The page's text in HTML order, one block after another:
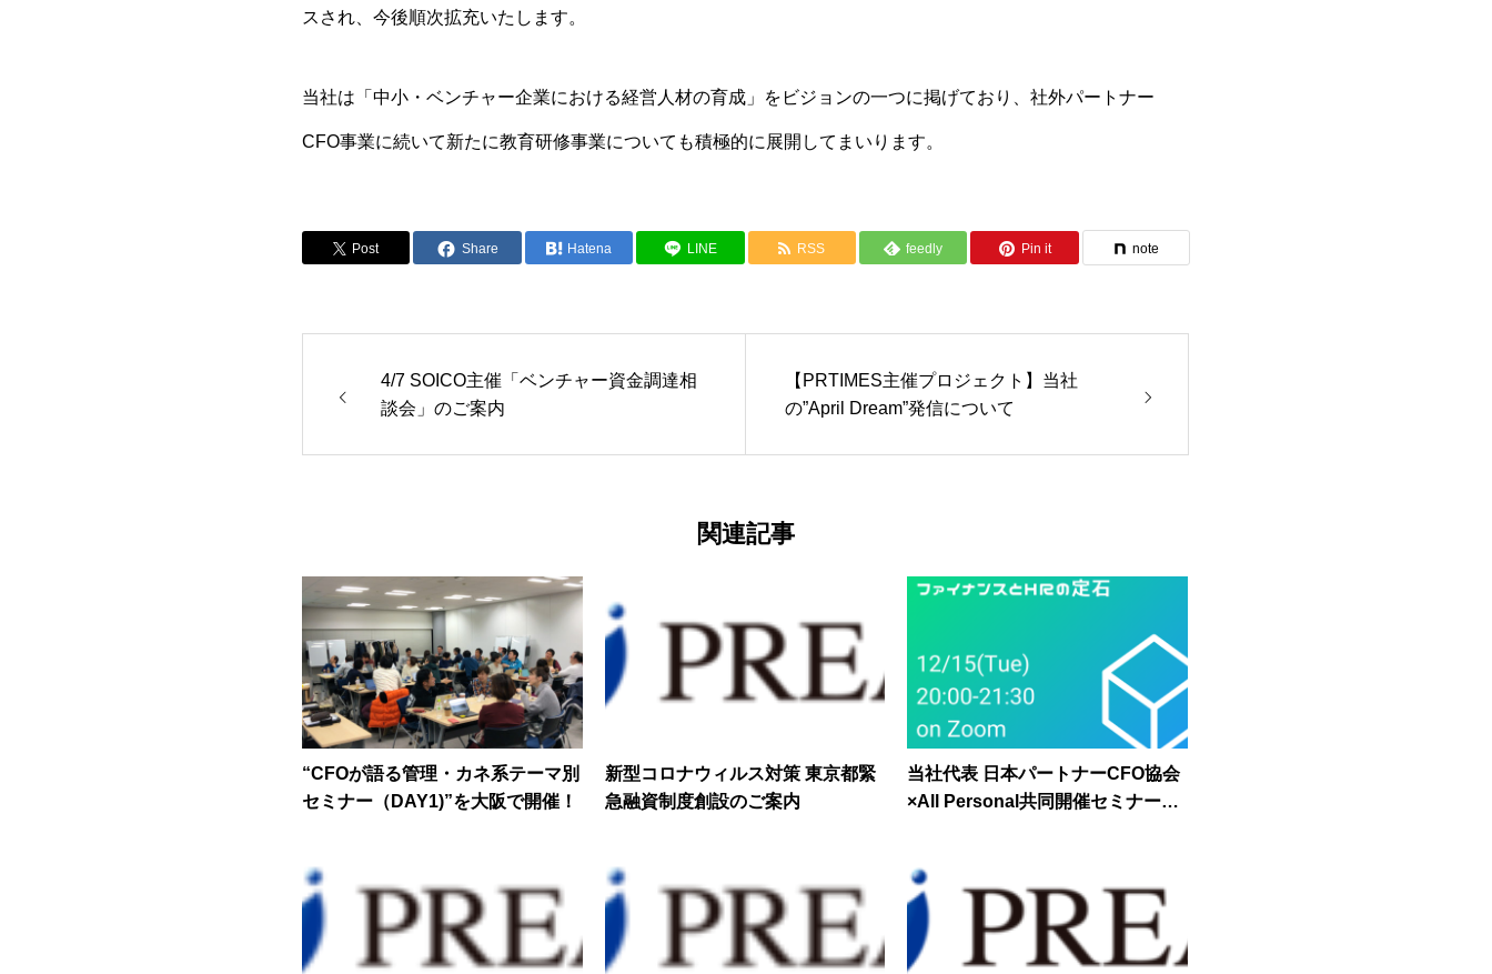
スされ、今後順次拡充いたします。
当社は「中小・ベンチャー企業における経営人材の育成」をビジョンの一つに掲げており、社外パートナー
CFO事業に続いて新たに教育研修事業についても積極的に展開してまいります。
Post Share Hatena LINE RSS feedly Pin it note
4/7 SOICO主催「ベンチャー資金調達相
談会」のご案内
【PRTIMES主催プロジェクト】当社
の”April Dream”発信について
関連記事
“CFOが語る管理・カネ系テーマ別
セミナー（DAY1)”を大阪で開催！
新型コロナウィルス対策 東京都緊
急融資制度創設のご案内
当社代表 日本パートナーCFO協会
×All Personal共同開催セミナー登